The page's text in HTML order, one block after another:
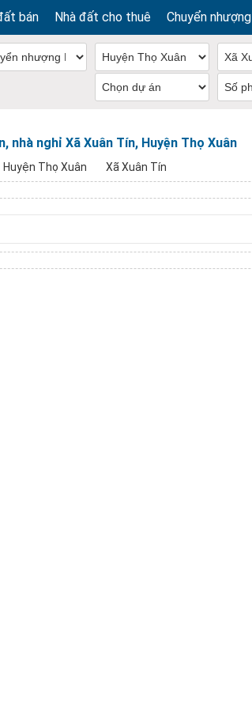
bán Nhà đất cho thuê Chuyển nhượng
nhà nghỉ Xã Xuân Tín, Huyện Thọ Xuân
Huyện Thọ Xuân Xã Xuân Tín